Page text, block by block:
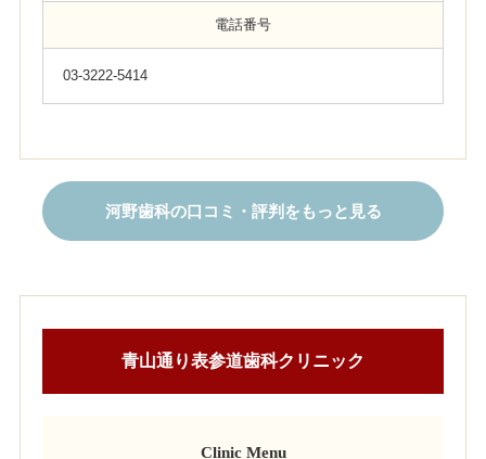
電話番号
03-3222-5414
河野歯科の口コミ・評判をもっと見る
青山通り表参道歯科クリニック
Clinic Menu